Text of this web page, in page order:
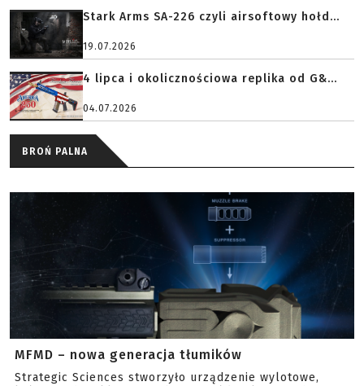
Stark Arms SA-226 czyli airsoftowy hołd...
19.07.2026
4 lipca i okolicznościowa replika od G&...
04.07.2026
BROŃ PALNA
MFMD – nowa generacja tłumików
Strategic Sciences stworzyło urządzenie wylotowe,